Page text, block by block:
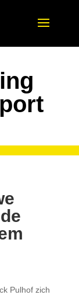
Pulhof zich